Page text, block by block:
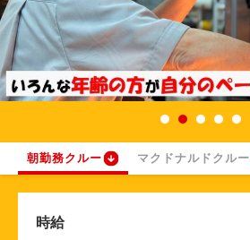
朝勤務クルー マクドナルドクルー
時給